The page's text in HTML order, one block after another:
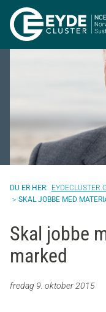
SKAL JOBBE MED
Skal jobbe
marked
fredag 9. oktober 2015